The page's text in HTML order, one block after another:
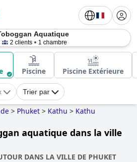
Aquatique
2 clients 1 chambre
Piscine Piscine Extérieure
Trier par
> Phuket > Kathu > Kathu
aquatique dans la ville
DANS LA VILLE DE PHUKET